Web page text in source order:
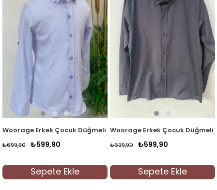
Kol Gömlek 4016 Kırmızı
Woorage Erkek Çocuk Düğmeli Yaka Gömlek 4014 Mavi
₺599,90
₺699,90
Sepete Ekle
Woorage Erkek Çocuk Düğmeli
₺599,90
₺699,90
Sepete Ekle